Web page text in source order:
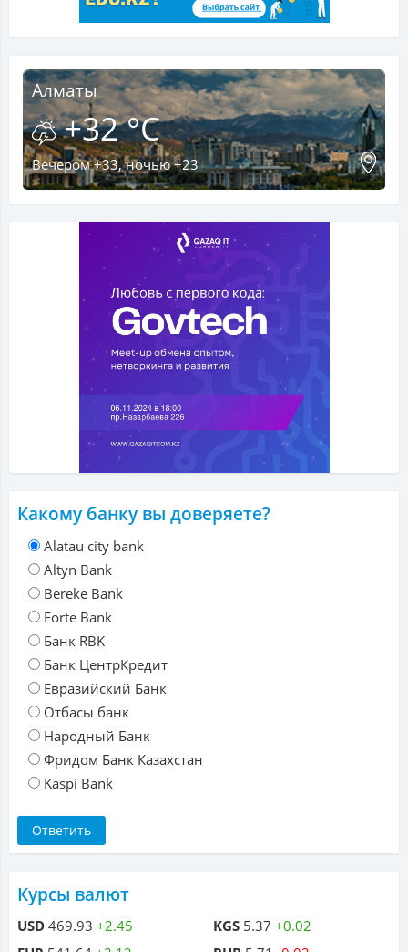
Алматы
+32 °C
Вечером +33, ночью +23
Какому банку вы доверяете?
Alatau city bank
Altyn Bank
Bereke Bank
Forte Bank
Банк RBK
Банк ЦентрКредит
Евразийский Банк
Отбасы банк
Народный Банк
Фридом Банк Казахстан
Kaspi Bank
Курсы валют
USD 469.93 +2.45
KGS 5.37 +0.02